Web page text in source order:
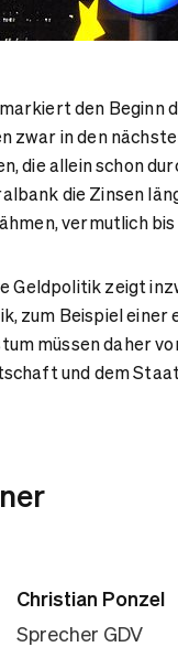
den Beginn
zwar in den
die allein schon
die Zinsen
vermutlich
Geldpolitik zeigt
zum Beispiel
müssen daher
und dem
Christian Ponzel
Sprecher GDV